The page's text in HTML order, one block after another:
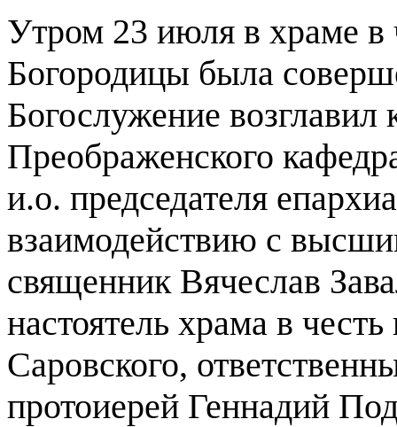
Утром 23 июля в храме в
Богородицы была
Богослужение
Преображенского
и.о. председателя
взаимодействию с
священник Вячеслав
настоятель храма в
Саровского,
протоиерей Геннадий